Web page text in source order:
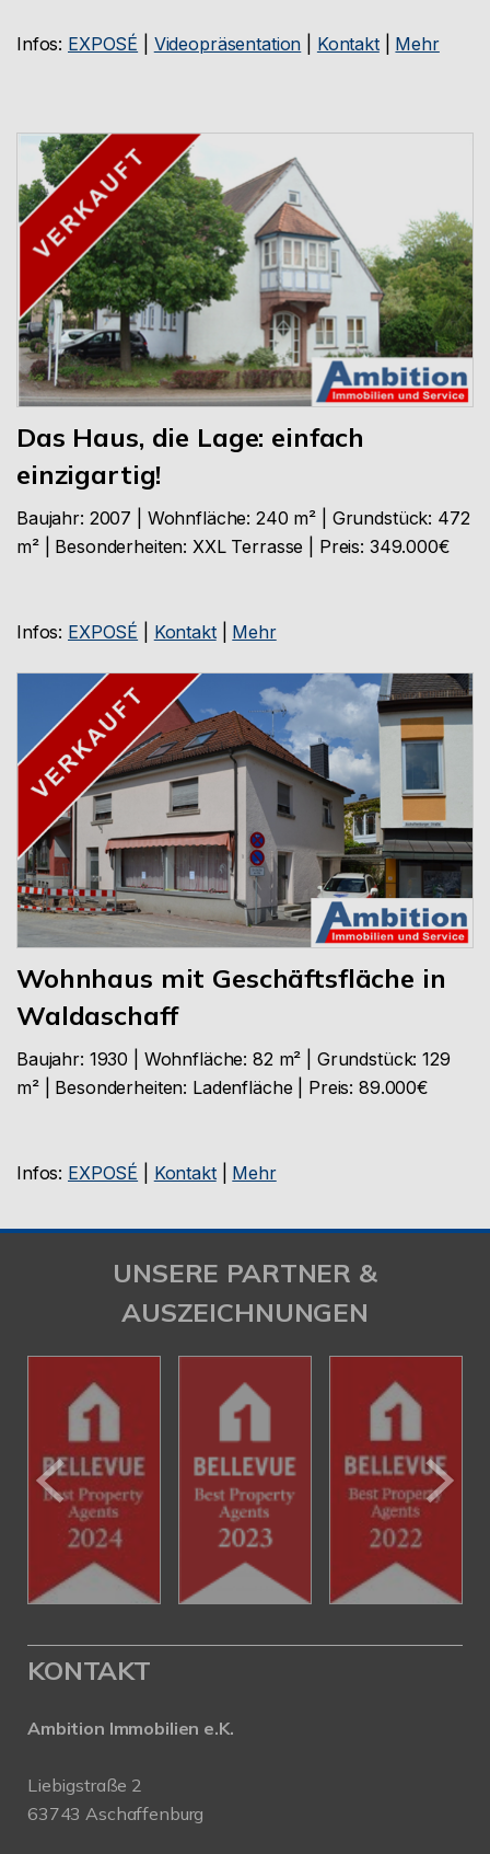
Infos: EXPOSÉ Videopräsentation Kontakt| Mehr
Das Haus, die Lage: einfach
einzigartig!
Baujahr: 2007 | Wohnfläche: 240 m² | Grundstück: 472
m² | Besonderheiten: XXL Terrasse | Preis: 349.000€
Infos: EXPOSÉ Kontakt| Mehr
Wohnhaus mit Geschäftsfläche in
Waldaschaff
Baujahr: 1930 | Wohnfläche: 82 m² | Grundstück: 129
m² | Besonderheiten: Ladenfläche | Preis: 89.000€
Infos: EXPOSÉ Kontakt| Mehr
UNSERE PARTNER &
AUSZEICHNUNGEN
KONTAKT
Ambition Immobilien e.K.
Liebigstraße 2
63743 Aschaffenburg